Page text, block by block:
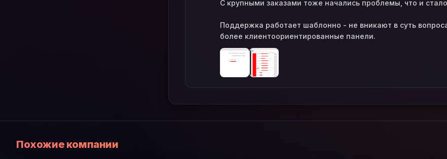
С крупными заказами тоже начались проблемы, что и
Поддержка работает шаблонно - не вникают в суть
более клиентоориентированные панели.
Похожие компании